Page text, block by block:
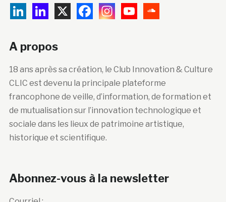
A propos
18 ans après sa création, le Club Innovation & Culture
CLIC est devenu la principale plateforme
francophone de veille, d’information, de formation et
de mutualisation sur l’innovation technologique et
sociale dans les lieux de patrimoine artistique,
historique et scientifique.
Abonnez-vous à la newsletter